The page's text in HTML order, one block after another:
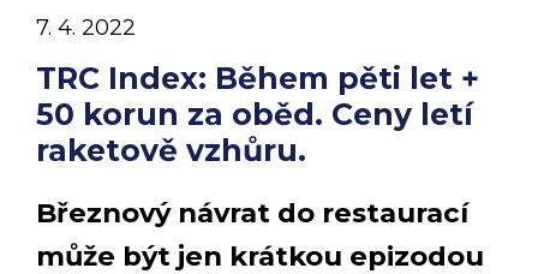
TRC Index: Během pěti let +
50 korun za oběd. Ceny letí
raketově vzhůru.
7. 4. 2022
Březnový návrat do restaurací
může být jen krátkou epizodou